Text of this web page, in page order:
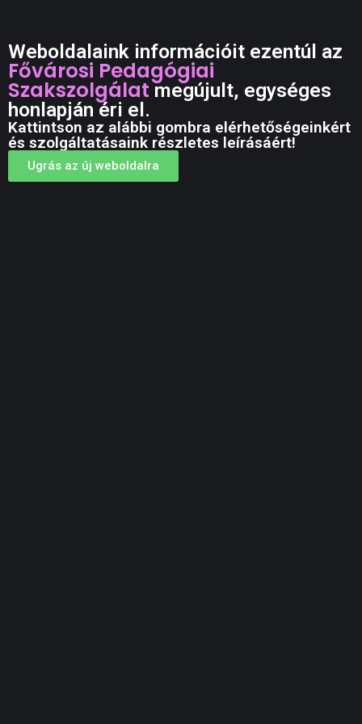
Weboldalaink információit ezentúl az
Fővárosi Pedagógiai
Szakszolgálatmegújult, egységes
honlapján éri el.
Kattintson az alábbi gombra elérhetőségeinkért
és szolgáltatásaink részletes leírásáért!
Ugrás az új weboldalra